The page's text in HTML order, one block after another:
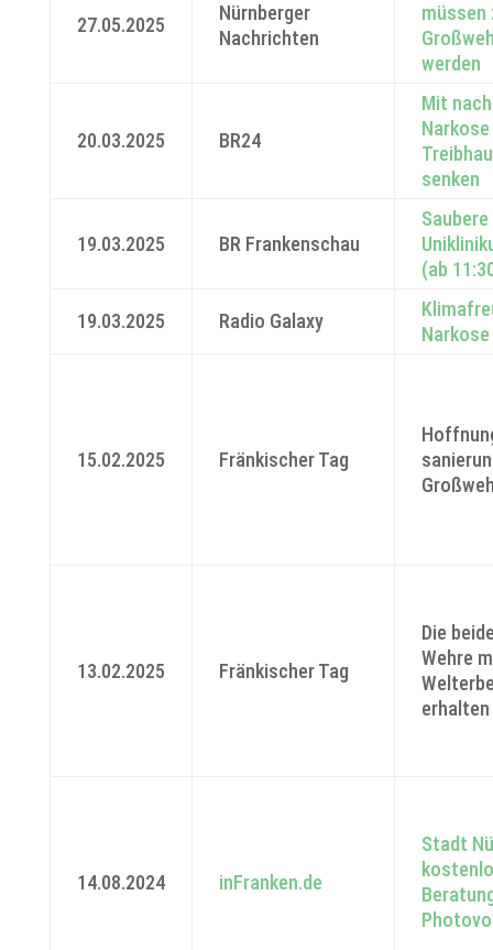
27.05.2025
Nürnberger
Nachrichten
müssen
werden
20.03.2025 BR24
Mit
senken
19.03.2025 BR Frankenschau
(ab
19.03.2025 Radio Galaxy
Narkose
15.02.2025 Fränkischer Tag
13.02.2025 Fränkischer Tag
Die
Wehre
14.08.2024 inFranken.de
Stadt